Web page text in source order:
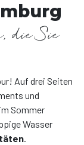
die Sie
Auf drei Seiten
und
Sommer
Wasser
.